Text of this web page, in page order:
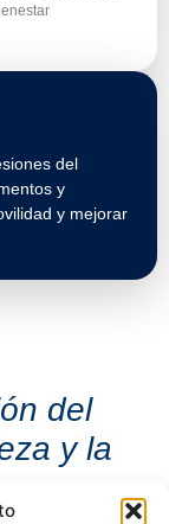
del
y
y mejorar
del
y la